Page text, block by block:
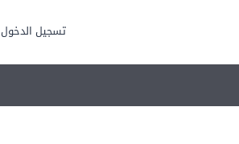
تسجيل الدخول